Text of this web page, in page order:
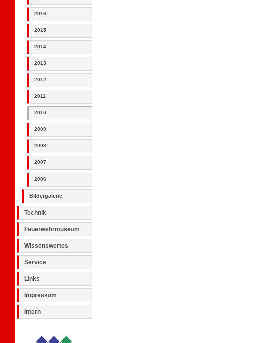
2016
2015
2014
2013
2012
2011
2010
2009
2008
2007
2006
Bildergalerie
Technik
Feuerwehrmuseum
Wissenswertes
Service
Links
Impressum
Intern